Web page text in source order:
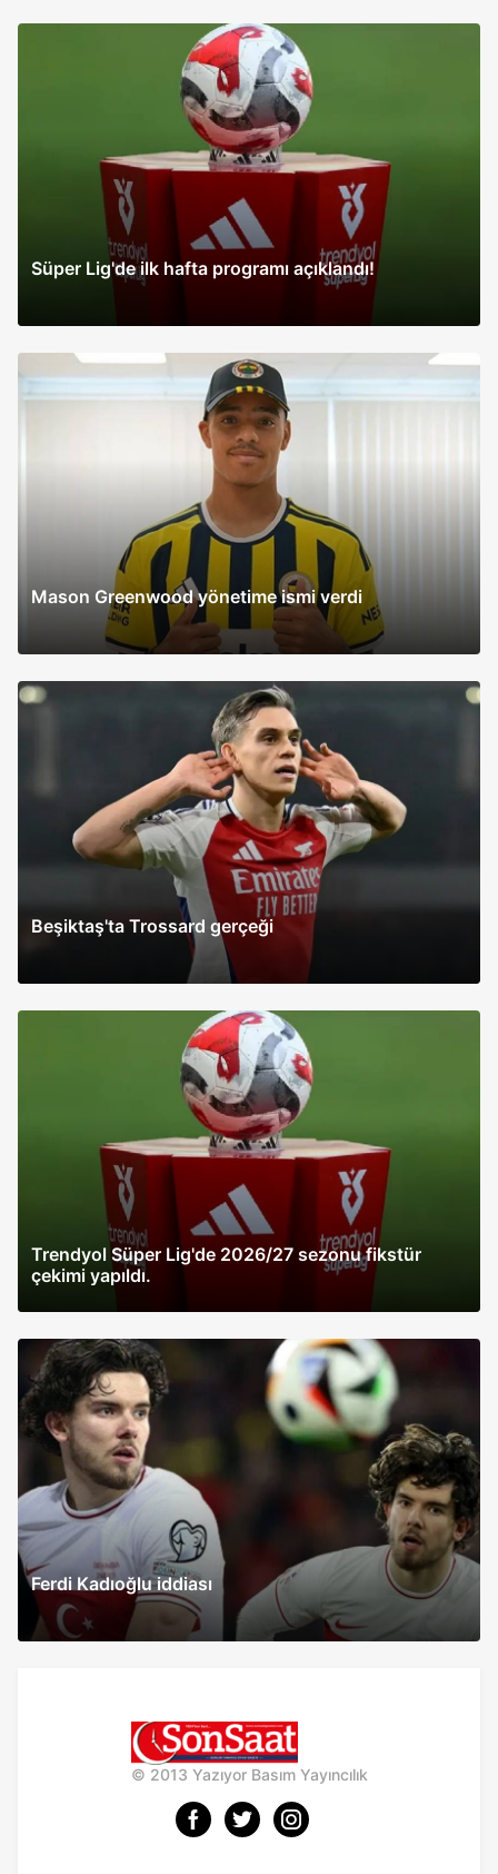
Süper Lig'de ilk hafta programı açıklandı!
Mason Greenwood yönetime ismi verdi
Beşiktaş'ta Trossard gerçeği
Trendyol Süper Lig'de 2026/27 sezonu fikstür
çekimi yapıldı.
Ferdi Kadıoğlu iddiası
© 2013 Yazıyor Basım Yayıncılık